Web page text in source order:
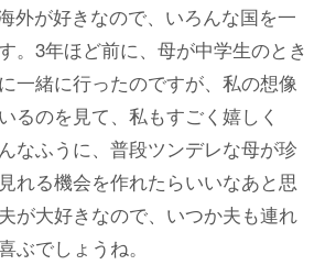
外が好きなので、いろんな国を一
。3年ほど前に、母が中学生のとき
一緒に行ったのですが、私の想像
るのを見て、私もすごく嬉しく
なふうに、普段ツンデレな母が珍
れる機会を作れたらいいなあと思
が大好きなので、いつか夫も連れ
ぶでしょうね。